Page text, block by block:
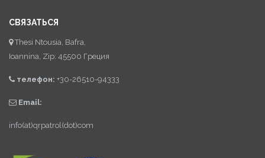
СВЯЗАТЬСЯ
Thesi Ntousia, Bafra,
Ioannina, Zip: 45500 Греция
телефон: +30-26510-94333
Email:
info(at)qrpatrol(dot)com